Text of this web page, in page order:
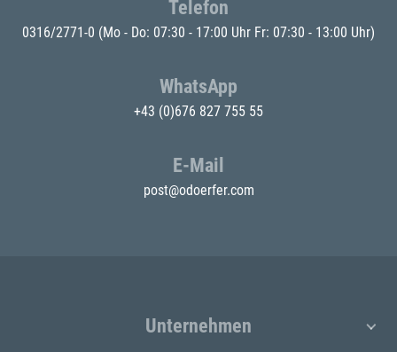
Telefon
0316/2771-0 (Mo - Do: 07:30 - 17:00 Uhr Fr: 07:30 - 13:00 Uhr)
WhatsApp
+43 (0)676 827 755 55
E-Mail
post@odoerfer.com
Unternehmen